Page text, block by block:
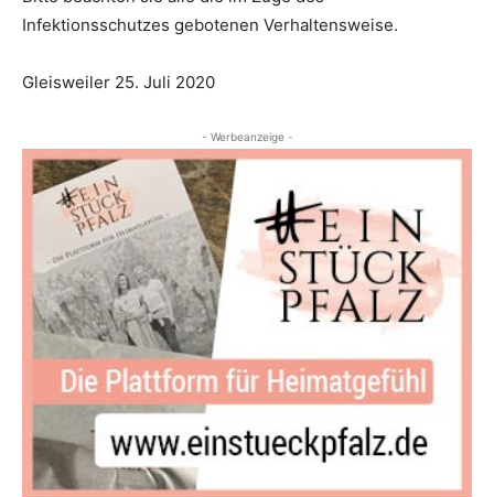
Infektionsschutzes gebotenen Verhaltensweise.
Gleisweiler 25. Juli 2020
- Werbeanzeige -